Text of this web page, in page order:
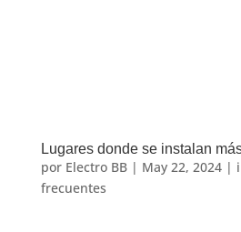
Lugares donde se instalan
por Electro BB| May 22, 2024|
frecuentes